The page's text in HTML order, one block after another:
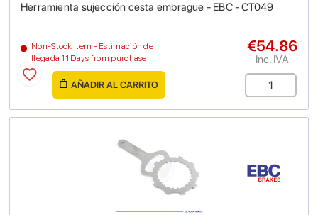
Herramienta sujección cesta embrague - EBC - CT049
Non-Stock Item - Estimación de
llegada 11 Days from purchase
€54.86
Inc. IVA
AÑADIR AL CARRITO